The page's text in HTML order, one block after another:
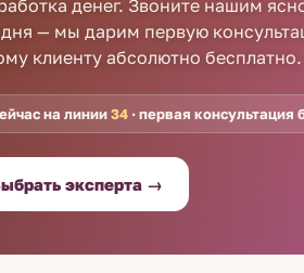
денег. Звоните нашим
— мы дарим первую
клиенту абсолютно бесплатно.
на линии34 · первая консультация
эксперта →